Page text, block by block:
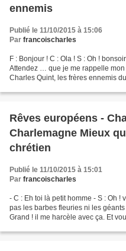
ennemis
Publié le 11/10/2015 à 15:06
Par francoischarles
F : Bonjour ! C : Ola ! S : Oh !
Attendez … que je me rappelle
Charles Quint, les frères ennemis
Rêves européens -
Charlemagne Mieux
chrétien
Publié le 11/10/2015 à 15:01
Par francoischarles
- C : Eh toi là petit homme - S : Oh !
pas les barbes fleuries ni les
Grand ! il me harcèle avec ça. Et